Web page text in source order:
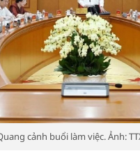
cảnh buổi làm việc. Ảnh: